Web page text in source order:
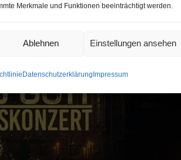
Merkmale und Funktionen beeinträchtigt werden.
Ablehnen Einstellungen ansehen
DatenschutzerklärungImpressum